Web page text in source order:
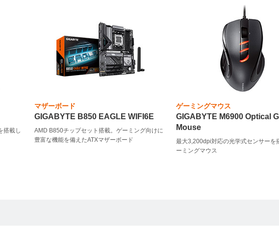
搭載し
マザーボード
GIGABYTE B850 EAGLE WIFI6E
AMD B850チップセット搭載。ゲーミング向けに
豊富な機能を備えたATXマザーボード
ゲーミングマウス
GIGABYTE M6900 Optical
Mouse
最大3,200dpi対応の光学式センサーを
ーミングマウス